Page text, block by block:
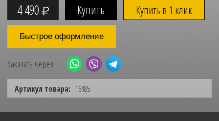
4 490 Купить в 1 клик
Быстрое оформление
Заказать через:
Артикул товара: 16485